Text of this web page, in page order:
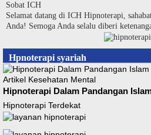
Langsung
ke
konten
Sobat ICH
Selamat datang di ICH Hipnoterapi,
Anda! Semoga Anda selalu diberi
Hpnoterapi syariah
Artikel Kesehatan Mental
Hipnoterapi Dalam Pandangan
Hipnoterapi Terdekat